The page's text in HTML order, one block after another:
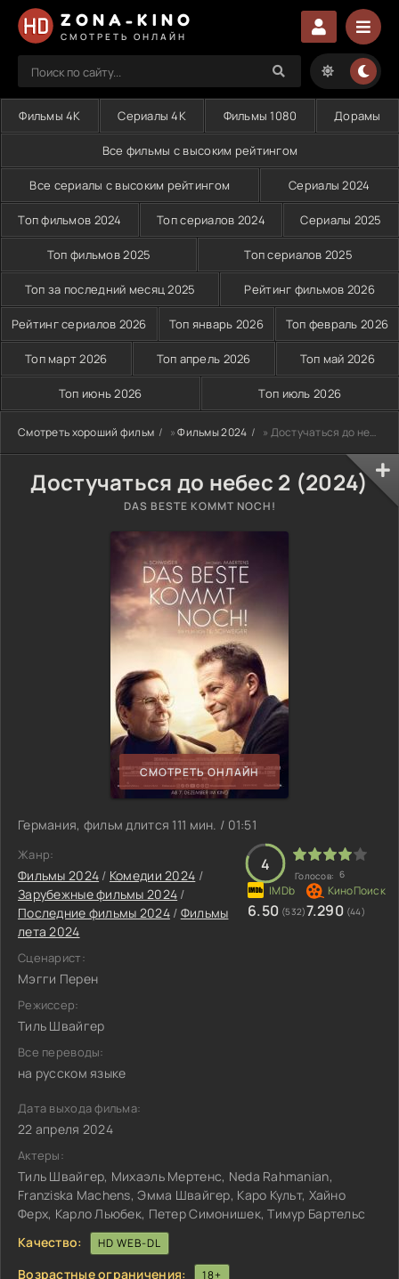
ZONA-KINO
СМОТРЕТЬ ОНЛАЙН
Фильмы 4K Сериалы 4K Фильмы 1080 Дорамы
Все фильмы с высоким рейтингом
Все сериалы с высоким рейтингом Сериалы 2024
Топ фильмов 2024 Топ сериалов 2024 Сериалы 2025
Топ фильмов 2025 Топ сериалов 2025
Топ за последний месяц 2025 Рейтинг фильмов 2026
Рейтинг сериалов 2026 Топ январь 2026 Топ февраль 2026
Топ март 2026 Топ апрель 2026 Топ май 2026
Топ июнь 2026 Топ июль 2026
Смотреть хороший фильм »Фильмы 2024 » Достучаться до небес 2 (2024)
Достучаться до небес 2 (2024)
DAS BESTE KOMMT NOCH!
СМОТРЕТЬ ОНЛАЙН
Германия, фильм длится 111 мин. / 01:51
Жанр:
Фильмы 2024 / Комедии 2024 /
Зарубежные фильмы 2024 /
Последние фильмы 2024/ Фильмы
лета 2024
Сценарист:
Мэгги Перен
Режиссер:
Тиль Швайгер
Все переводы:
на русском языке
4
Голосов: 6
6.50 (532)7.290 (44)
Дата выхода фильма:
22 апреля 2024
Актеры:
Тиль Швайгер, Михаэль Мертенс, Neda Rahmanian,
Franziska Machens, Эмма Швайгер, Каро Культ, Хайно
Ферх, Карло Льюбек, Петер Симонишек, Тимур Бартельс
Качество:
HD WEB-DL
Возрастные ограничения: 18+